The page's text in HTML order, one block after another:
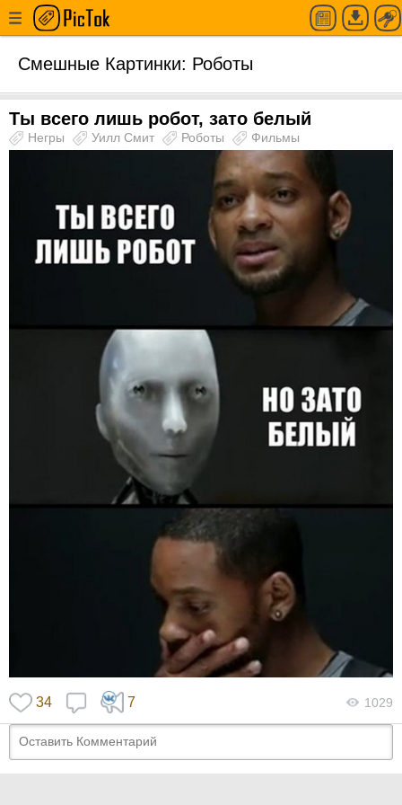
Смешные Картинки: Роботы
Ты всего лишь робот, зато белый
Негры Уилл Смит Роботы Фильмы
34 7 1029